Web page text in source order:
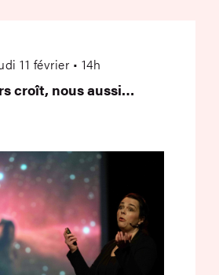
11 février • 14h
croît, nous aussi…